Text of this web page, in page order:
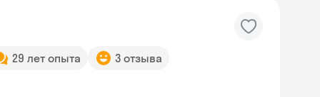
29 лет опыта 3 отзыва